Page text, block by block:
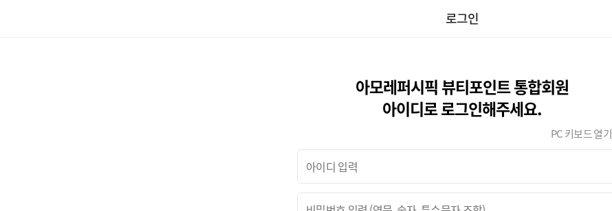
로그인
아모레퍼시픽 뷰티포인트 통합회원
아이디로 로그인해주세요.
PC 키보드 열기